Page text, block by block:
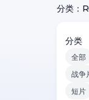
分类：
分类
全部
战争
短片